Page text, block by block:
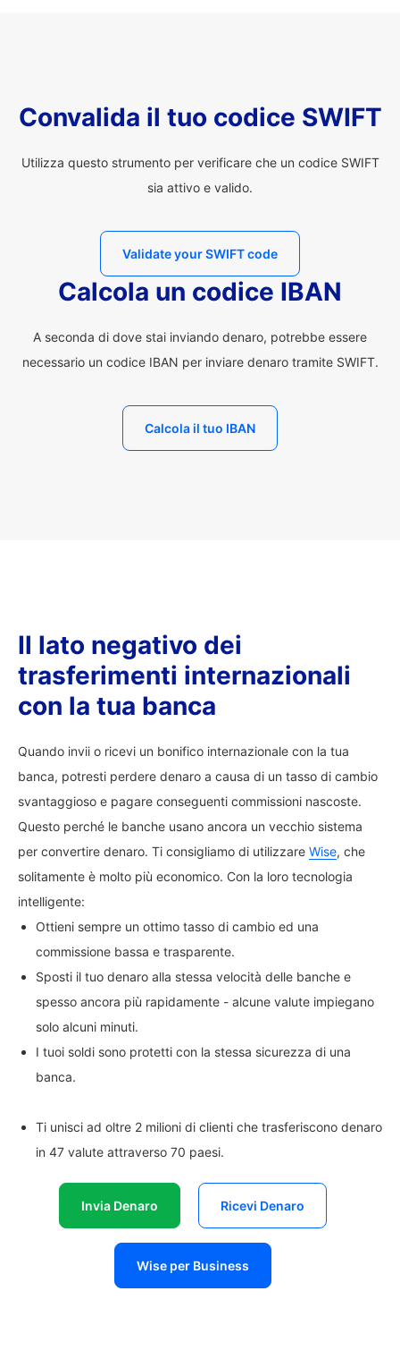
Convalida il tuo codice SWIFT
Utilizza questo strumento per verificare che un codice SWIFT
sia attivo e valido.
Validate your SWIFT code
Calcola un codice IBAN
A seconda di dove stai inviando denaro, potrebbe essere
necessario un codice IBAN per inviare denaro tramite SWIFT.
Calcola il tuo IBAN
Il lato negativo dei
trasferimenti internazionali
con la tua banca
Quando invii o ricevi un bonifico internazionale con la tua
banca, potresti perdere denaro a causa di un tasso di cambio
svantaggioso e pagare conseguenti commissioni nascoste.
Questo perché le banche usano ancora un vecchio sistema
per convertire denaro. Ti consigliamo di utilizzare Wise, che
solitamente è molto più economico. Con la loro tecnologia
intelligente:
Ottieni sempre un ottimo tasso di cambio ed una
commissione bassa e trasparente.
Sposti il tuo denaro alla stessa velocità delle banche e
spesso ancora più rapidamente - alcune valute impiegano
solo alcuni minuti.
I tuoi soldi sono protetti con la stessa sicurezza di una
banca.
Ti unisci ad oltre 2 milioni di clienti che trasferiscono denaro
in 47 valute attraverso 70 paesi.
Invia Denaro Ricevi Denaro
Wise per Business